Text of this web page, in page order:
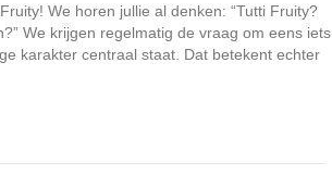
We horen jullie al denken: “Tutti Fruity?
We krijgen regelmatig de vraag om eens iets
karakter centraal staat. Dat betekent echter